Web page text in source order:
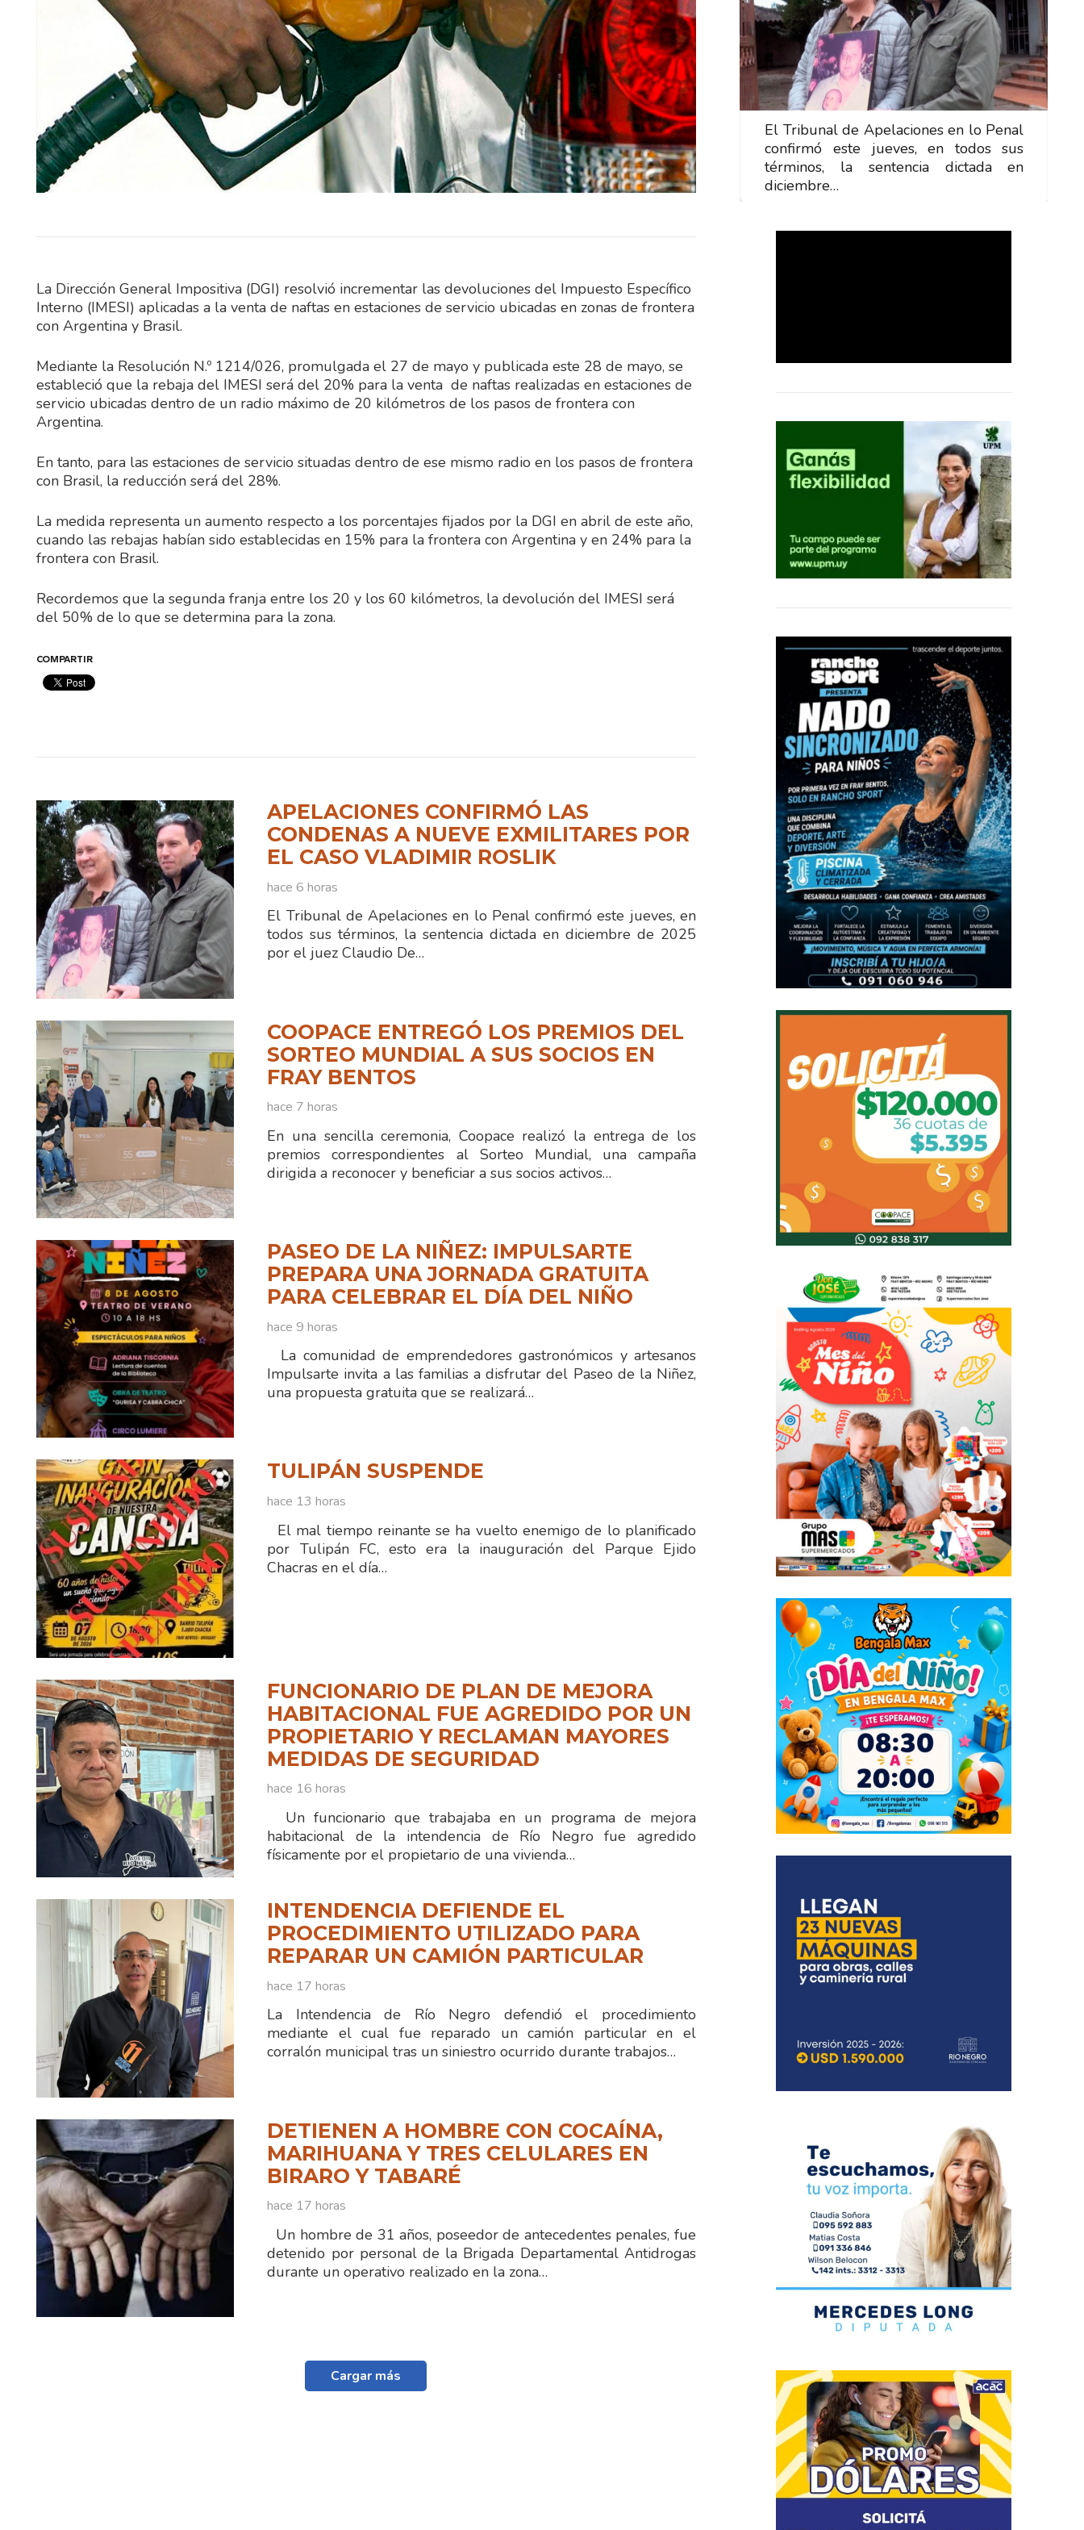
La Dirección General Impositiva (DGI) resolvió incrementar las devoluciones del Impuesto Específico
Interno (IMESI) aplicadas a la venta de naftas en estaciones de servicio ubicadas en zonas de frontera
con Argentina y Brasil.
Mediante la Resolución N.º 1214/026, promulgada el 27 de mayo y publicada este 28 de mayo, se
estableció que la rebaja del IMESI será del 20% para la venta de naftas realizadas en estaciones de
servicio ubicadas dentro de un radio máximo de 20 kilómetros de los pasos de frontera con
Argentina.
En tanto, para las estaciones de servicio situadas dentro de ese mismo radio en los pasos de frontera
con Brasil, la reducción será del 28%.
La medida representa un aumento respecto a los porcentajes fijados por la DGI en abril de este año,
cuando las rebajas habían sido establecidas en 15% para la frontera con Argentina y en 24% para la
frontera con Brasil.
Recordemos que la segunda franja entre los 20 y los 60 kilómetros, la devolución del IMESI será
del 50% de lo que se determina para la zona.
COMPARTIR
APELACIONES CONFIRMÓ LAS
CONDENAS A NUEVE EXMILITARES POR
EL CASO VLADIMIR ROSLIK
hace 6 horas
El Tribunal de Apelaciones en lo Penal confirmó este jueves, en
todos sus términos, la sentencia dictada en diciembre de 2025
por el juez Claudio De…
COOPACE ENTREGÓ LOS PREMIOS DEL
SORTEO MUNDIAL A SUS SOCIOS EN
FRAY BENTOS
hace 7 horas
En una sencilla ceremonia, Coopace realizó la entrega de los
premios correspondientes al Sorteo Mundial, una campaña
dirigida a reconocer y beneficiar a sus socios activos…
PASEO DE LA NIÑEZ: IMPULSARTE
PREPARA UNA JORNADA GRATUITA
PARA CELEBRAR EL DÍA DEL NIÑO
hace 9 horas
La comunidad de emprendedores gastronómicos y artesanos
Impulsarte invita a las familias a disfrutar del Paseo de la Niñez,
una propuesta gratuita que se realizará…
TULIPÁN SUSPENDE
hace 13 horas
El mal tiempo reinante se ha vuelto enemigo de lo planificado
por Tulipán FC, esto era la inauguración del Parque Ejido
Chacras en el día…
FUNCIONARIO DE PLAN DE MEJORA
HABITACIONAL FUE AGREDIDO POR UN
PROPIETARIO Y RECLAMAN MAYORES
MEDIDAS DE SEGURIDAD
hace 16 horas
Un funcionario que trabajaba en un programa de mejora
habitacional de la intendencia de Río Negro fue agredido
físicamente por el propietario de una vivienda…
INTENDENCIA DEFIENDE EL
PROCEDIMIENTO UTILIZADO PARA
REPARAR UN CAMIÓN PARTICULAR
hace 17 horas
La Intendencia de Río Negro defendió el procedimiento
mediante el cual fue reparado un camión particular en el
corralón municipal tras un siniestro ocurrido durante trabajos…
DETIENEN A HOMBRE CON COCAÍNA,
MARIHUANA Y TRES CELULARES EN
BIRARO Y TABARÉ
hace 17 horas
Un hombre de 31 años, poseedor de antecedentes penales, fue
detenido por personal de la Brigada Departamental Antidrogas
durante un operativo realizado en la zona…
Cargar más
El Tribunal de Apelaciones en lo Penal
confirmó este jueves, en todos sus
términos, la sentencia dictada en
diciembre…
El Tribunal de Apelaciones en lo Penal
confirmó este jueves, en todos sus
términos, la sentencia dictada en
diciembre…
El Tribunal de Apelaciones en lo Penal
confirmó este jueves, en todos sus
términos, la sentencia dictada en
diciembre…